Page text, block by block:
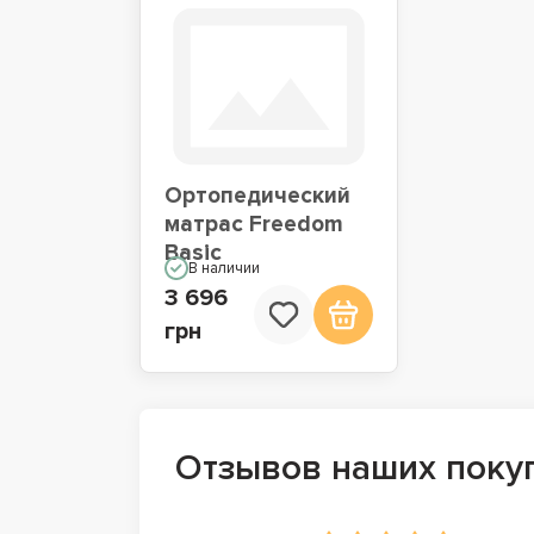
Ортопедический
матрас Freedom
Basic
В наличии
3 696
грн
Отзывов наших